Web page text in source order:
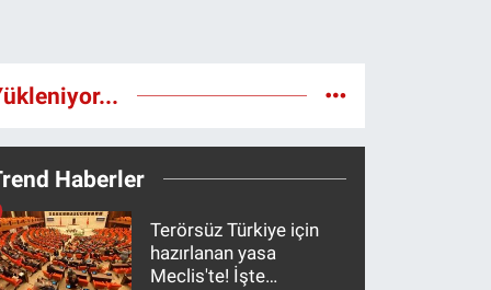
Haberler
Terörsüz Türkiye için
hazırlanan yasa
Meclis'te! İşte